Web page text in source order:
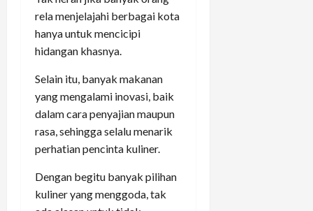
rela menjelajahi berbagai kota
hanya untuk mencicipi
hidangan khasnya.
Selain itu, banyak makanan
yang mengalami inovasi, baik
dalam cara penyajian maupun
rasa, sehingga selalu menarik
perhatian pencinta kuliner.
Dengan begitu banyak pilihan
kuliner yang menggoda, tak